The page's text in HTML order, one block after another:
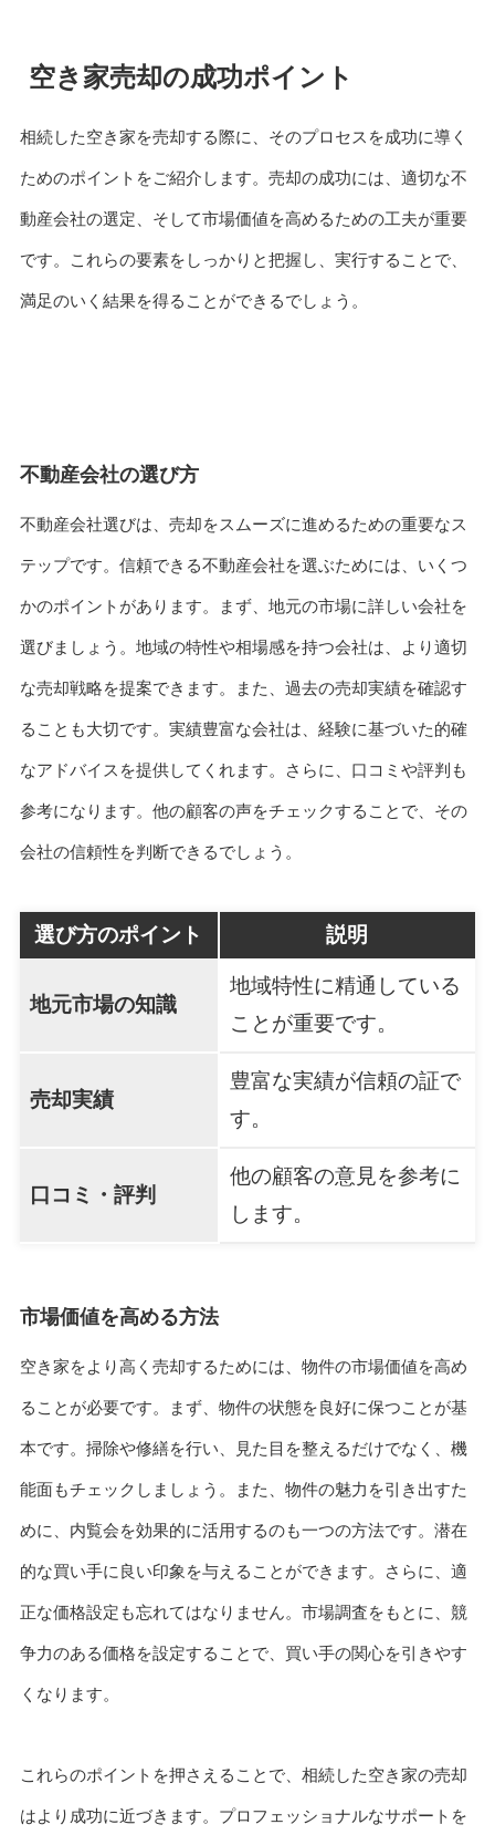
空き家売却の成功ポイント
相続した空き家を売却する際に、そのプロセスを成功に導く
ためのポイントをご紹介します。売却の成功には、適切な不
動産会社の選定、そして市場価値を高めるための工夫が重要
です。これらの要素をしっかりと把握し、実行することで、
満足のいく結果を得ることができるでしょう。
不動産会社の選び方
不動産会社選びは、売却をスムーズに進めるための重要なス
テップです。信頼できる不動産会社を選ぶためには、いくつ
かのポイントがあります。まず、地元の市場に詳しい会社を
選びましょう。地域の特性や相場感を持つ会社は、より適切
な売却戦略を提案できます。また、過去の売却実績を確認す
ることも大切です。実績豊富な会社は、経験に基づいた的確
なアドバイスを提供してくれます。さらに、口コミや評判も
参考になります。他の顧客の声をチェックすることで、その
会社の信頼性を判断できるでしょう。
選び方のポイント 説明
地元市場の知識
地域特性に精通している
ことが重要です。
売却実績
豊富な実績が信頼の証で
す。
口コミ・評判
他の顧客の意見を参考に
します。
市場価値を高める方法
空き家をより高く売却するためには、物件の市場価値を高め
ることが必要です。まず、物件の状態を良好に保つことが基
本です。掃除や修繕を行い、見た目を整えるだけでなく、機
能面もチェックしましょう。また、物件の魅力を引き出すた
めに、内覧会を効果的に活用するのも一つの方法です。潜在
的な買い手に良い印象を与えることができます。さらに、適
正な価格設定も忘れてはなりません。市場調査をもとに、競
争力のある価格を設定することで、買い手の関心を引きやす
くなります。
これらのポイントを押さえることで、相続した空き家の売却
はより成功に近づきます。プロフェッショナルなサポートを